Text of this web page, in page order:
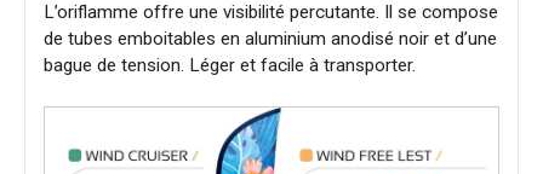
L’oriflamme offre une visibilité percutante. Il se compose
de tubes emboitables en aluminium anodisé noir et d’une
bague de tension. Léger et facile à transporter.